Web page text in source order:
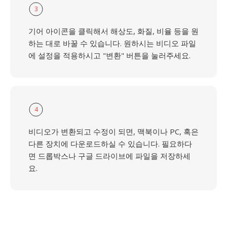
3
기어 아이콘을 클릭해서 해상도, 화질, 비율 등을 원
하는 대로 바꿀 수 있습니다. 원하시는 비디오 파일
에 설정을 적용하시고 "변환" 버튼을 눌러주세요.
4
비디오가 변환되고 수정이 되면, 맥북이나 PC, 혹은
다른 장치에 다운로드하실 수 있습니다. 필요하다
면 드롭박스나 구글 드라이브에 파일을 저장하세
요.